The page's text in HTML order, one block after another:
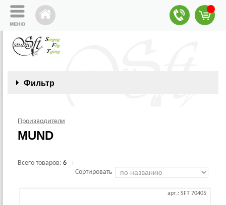
Фильтр
Производители
MUND
Всего товаров: 6
Сортировать
арт.: SFT 70405